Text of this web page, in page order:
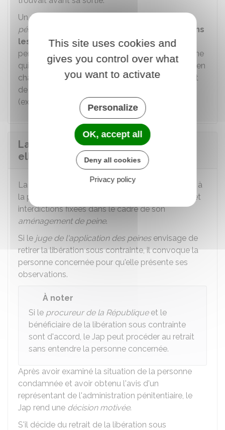
Unpremier entretien
pénitentiaire d'insertion et de probation
dans
les 5 jours suivants la sortie de prison. Il
permet de déterminer la manière dont la personne
qui obtient la libération sous contrainte sera pris en
charge en fonction de sa situation personnelle et
de l'aménagement de peine dont il bénéficie
(exemple : entretiens mensuels avec un
La libération sous contrainte peut-
elle être retirée ?
La libération sous contraintepeut être retirée
à
la personne qui ne respecte pas les obligations et
interdictions fixées dans le cadre de son
aménagement de peine.
Si le juge de l'application des peinesenvisage de
retirer la libération sous contrainte, il convoque la
personne concernée pour qu'elle présente ses
observations.
À noter
Si le procureur de la Républiqueet le
bénéficiaire de la libération sous contrainte
sont d'accord, le Jap peut procéder au retrait
sans entendre la personne concernée.
Après avoir examiné la situation de la personne
condamnée et avoir obtenu l'avis d'un
représentant de l'administration pénitentiaire, le
Jap rend une décision motivée.
S'il décide du retrait de la libération sous
This site uses cookies and
gives you control over what
you want to activate
Personalize
OK, accept all
Deny all cookies
Privacy policy